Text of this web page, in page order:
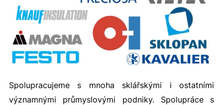
Spolupracujeme s mnoha sklářskými i ostatními
významnými průmyslovými podniky. Spolupráce s